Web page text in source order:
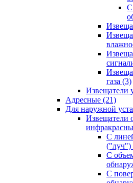
С
газа (3)
Извещатели
Адресные (21)
Для наружной
Извещатели
С
("луч")
С
С